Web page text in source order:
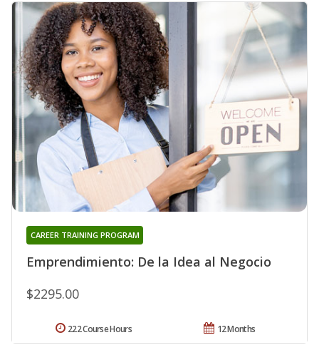
Emprendimiento: De la Idea al Negocio
CAREER TRAINING PROGRAM
$2295.00
12 Months
222 Course Hours